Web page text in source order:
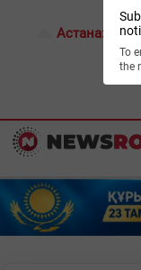
To
the
Астана: 19°C